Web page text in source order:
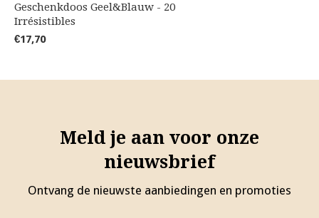
Geschenkdoos Geel&Blauw - 20
Irrésistibles
€17,70
Meld je aan voor onze
nieuwsbrief
Ontvang de nieuwste aanbiedingen en promoties